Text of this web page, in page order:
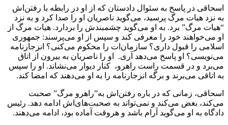
اسحاقی در پاسخ به سئوال دادستان که از او در رابطه با رفتن‌اش
به نزد هیات مرگ ‌پرسید، می‌گوید ناصریان او را صدا کرد و به نزد
“هیات مرگ” ‌برد. به او می‌گوید چشمبندش را بردارد. هیات مرگ از
او می‌خواهند خود را معرفی کند و سپس از او می‌پرسند: جمهوری
اسلامی را قبول داری؟ سازمان‌ات را محکوم می‌کنی؟ انزجارنامه
می‌نویسی؟ او پاسخ می‌دهد آری. او را ناصریان به بیرون از اتاق
می‌برد و در قسمت راست راهرو، کنار دیوار می‌نشاند. او را سپس
به اتاقی می‌برند و برگه‌ انزجارنامه را به او می‌دهند که امضا کند.
اسحاقی، زمانی که در باره رفتن‌اش به”راهرو مرگ” صحبت
می‌کند، بغض می‌کند و نمی‌تواند به صحبت‌های‌اش ادامه دهد. رئیس
دادگاه به او می‌گوید آرام باشد و هروقت آماده بود، ادامه می‌دهند.